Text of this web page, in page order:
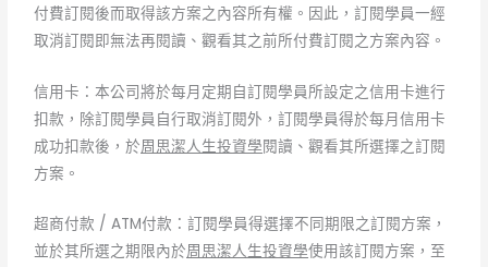
付費訂閱後而取得該方案之內容所有權。因此，訂閱學員一經
取消訂閱即無法再閱讀、觀看其之前所付費訂閱之方案內容。
信用卡：本公司將於每月定期自訂閱學員所設定之信用卡進行
扣款，除訂閱學員自行取消訂閱外，訂閱學員得於每月信用卡
成功扣款後，於周思潔人生投資學閱讀、觀看其所選擇之訂閱
方案。
超商付款 / ATM付款：訂閱學員得選擇不同期限之訂閱方案，
並於其所選之期限內於周思潔人生投資學使用該訂閱方案，至